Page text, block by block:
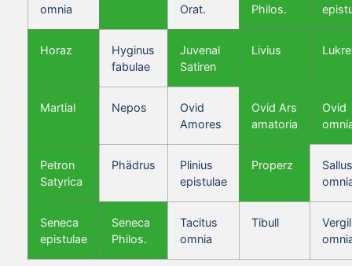
omnia
Orat.
Philos.
Horaz
Hyginus
fabulae
Juvenal
Satiren
Livius
Martial Nepos
Ovid
Amores
Ovid Ars
amatoria
Ovid
Petron
Satyrica
Phädrus
Plinius
epistulae
Properz
Seneca
epistulae
Seneca
Philos.
Tacitus
omnia
Tibull
Vergil